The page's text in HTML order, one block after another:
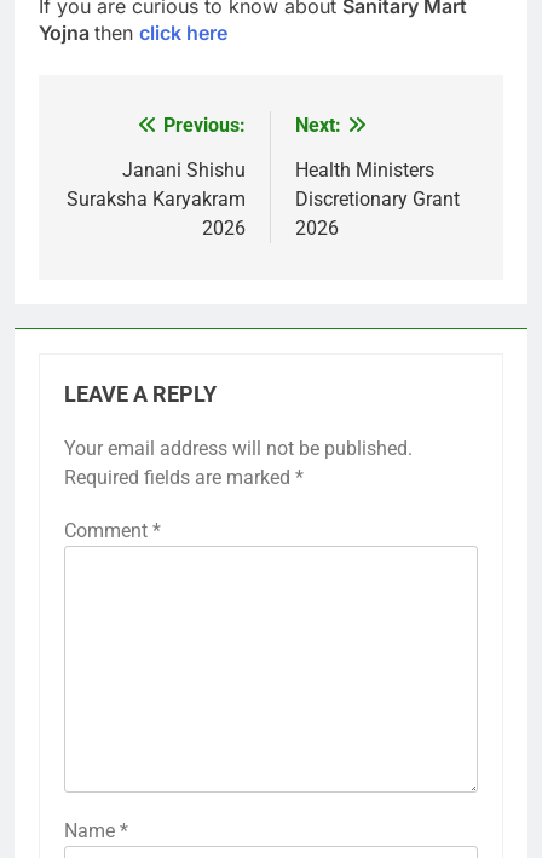
If you are curious to know about Sanitary Mart
Yojna then click here
navigation
Previous:
Janani Shishu
Suraksha Karyakram
2026
Next:
Health Ministers
Discretionary Grant
2026
LEAVE A REPLY
Your email address will not be published.
Required fields are marked *
Comment *
Name *